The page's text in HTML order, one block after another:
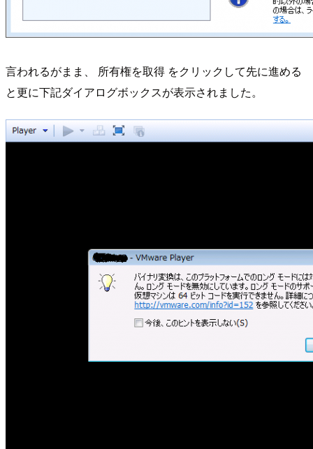
言われるがまま、 所有権を取得 をクリックして先に進める
と更に下記ダイアログボックスが表示されました。